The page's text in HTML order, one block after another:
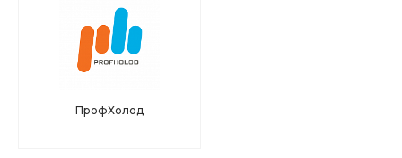
ПрофХолод